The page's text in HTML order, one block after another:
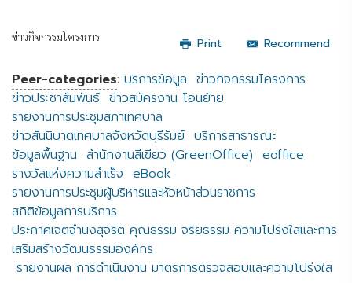
Print Recommend
ข่าวกิจกรรมโครงการ
Peer-categories: บริการข้อมูล ข่าวกิจกรรมโครงการ
ข่าวประชาสัมพันธ์ ข่าวสมัครงาน โอนย้าย
รายงานการประชุมสภาเทศบาล
ข่าวสันนิบาตเทศบาลจังหวัดบุรีรัมย์ บริการสาธารณะ
ข้อมูลพื้นฐาน สำนักงานสีเขียว (GreenOffice) eoffice
รางวัลแห่งความสำเร็จ eBook
รายงานการประชุมผู้บริหารและหัวหน้าส่วนราชการ
สถิติข้อมูลการบริการ
ประกาศเจตจำนงสุจริต คุณธรรม จริยธรรม ความโปร่งใสและการ
เสริมสร้างวัฒนธรรมองค์กร
รายงานผล การดำเนินงาน มาตรการตรวจสอบและความโปร่งใส